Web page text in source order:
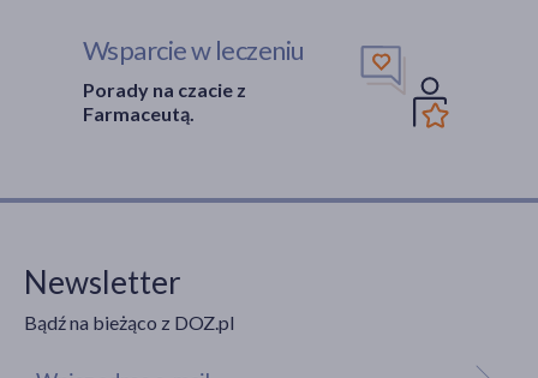
Wsparcie w leczeniu
Porady na czacie z
Farmaceutą.
Newsletter
Bądź na bieżąco z DOZ.pl